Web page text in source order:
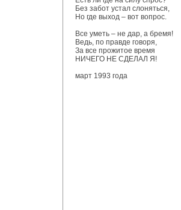
Без забот устал слоняться,
Но где выход – вот вопрос.
Все уметь – не дар, а бремя!
Ведь, по правде говоря,
За все прожитое время
НИЧЕГО НЕ СДЕЛАЛ Я!
март 1993 года